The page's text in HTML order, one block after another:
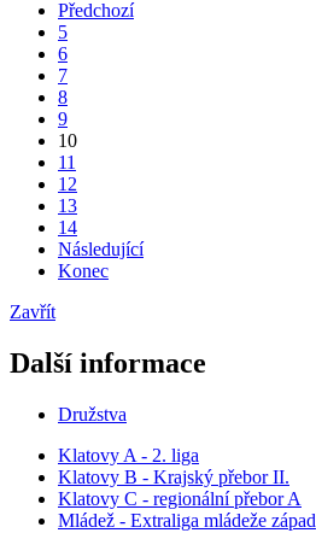
Předchozí
5
6
7
8
9
10
11
12
13
14
Následující
Konec
Zavřít
Další informace
Družstva
Klatovy A - 2. liga
Klatovy B - Krajský přebor II.
Klatovy C - regionální přebor A
Mládež - Extraliga mládeže západ